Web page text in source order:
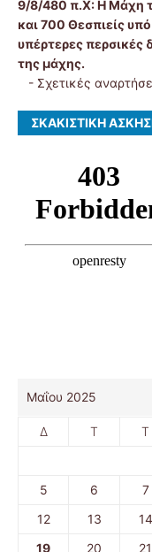
9/8/480 π.Χ:Η Μάχη
και 700 Θεσπιείς
υπέρτερες περσικές
της μάχης.
- Σχετικές
ΣΚΑΚΙΣΤΙΚΉ
Μαΐου 2025
Δ Τ Τ
5
6 7
12
13 14
19
20 21